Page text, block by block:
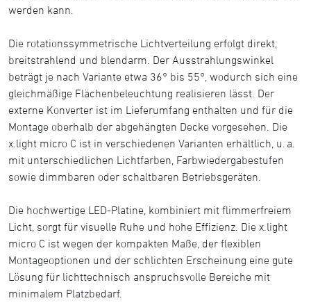
werden kann.
Die rotationssymmetrische Lichtverteilung erfolgt direkt,
breitstrahlend und blendarm. Der Ausstrahlungswinkel
beträgt je nach Variante etwa 36° bis 55°, wodurch sich eine
gleichmäßige Flächenbeleuchtung realisieren lässt. Der
externe Konverter ist im Lieferumfang enthalten und für die
Montage oberhalb der abgehängten Decke vorgesehen. Die
x.light micro C ist in verschiedenen Varianten erhältlich, u. a.
mit unterschiedlichen Lichtfarben, Farbwiedergabestufen
sowie dimmbaren oder schaltbaren Betriebsgeräten.
Die hochwertige LED-Platine, kombiniert mit flimmerfreiem
Licht, sorgt für visuelle Ruhe und hohe Effizienz. Die x.light
micro C ist wegen der kompakten Maße, der flexiblen
Montageoptionen und der schlichten Erscheinung eine gute
Lösung für lichttechnisch anspruchsvolle Bereiche mit
minimalem Platzbedarf.